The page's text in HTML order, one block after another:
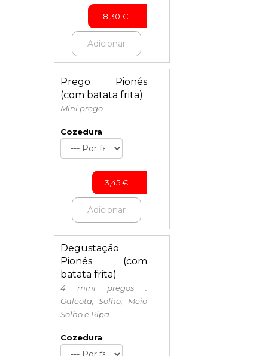
18,30 €
Adicionar
Prego Pionés
(com batata frita)
Mini prego
Cozedura
3,45€
Adicionar
Degustação
Pionés (com
batata frita)
4 mini pregos :
Galeota, Solho, Meio
Solho e Ripa
Cozedura